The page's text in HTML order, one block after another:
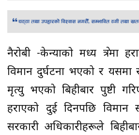
नैरोबी -केन्याको मध्य क्षेत्रमा
विमान दुर्घटना भएको र
मृत्यु भएको बिहीबार पुष्टी
हराएको दुई दिनपछि
सरकारी अधिकारीहरूले